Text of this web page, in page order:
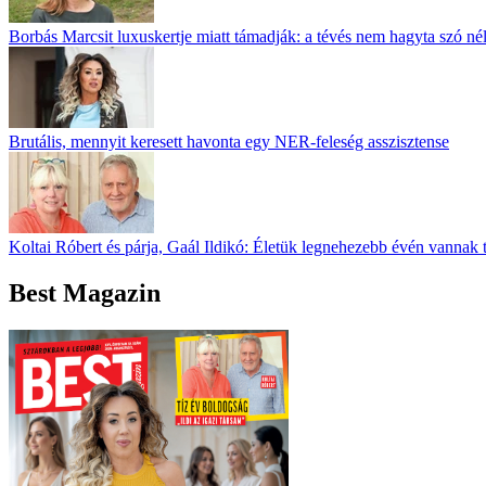
Borbás Marcsit luxuskertje miatt támadják: a tévés nem hagyta szó
Brutális, mennyit keresett havonta egy NER-feleség asszisztense
Koltai Róbert és párja, Gaál Ildikó: Életük legnehezebb évén vannak
Best Magazin